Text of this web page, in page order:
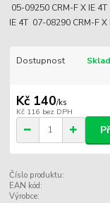
05-09250 CRM-F X IE
IE 4T 07-08290 CRM-F X
Dostupnost
Kč 140/ks
Kč 116 bez DPH
Číslo produktu:
EAN kód:
Výrobce: